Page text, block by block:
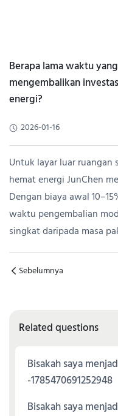
Berapa lama waktu
mengembalikan
energi?
2026-01-16
Untuk layar luar ruangan
hemat energi JunChen
Dengan biaya awal
waktu pengembalian
singkat daripada masa
Sebelumnya
Related questions
Bisakah saya
-1785470691252948
Bisakah saya